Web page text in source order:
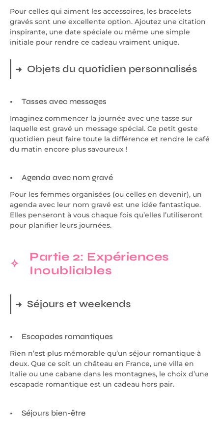
Pour celles qui aiment les accessoires, les bracelets
gravés sont une excellente option. Ajoutez une citation
inspirante, une date spéciale ou même une simple
initiale pour rendre ce cadeau vraiment unique.
Objets du quotidien personnalisés
Tasses avec messages
Imaginez commencer la journée avec une tasse sur
laquelle est gravé un message spécial. Ce petit geste
quotidien peut faire toute la différence et rendre le café
du matin encore plus savoureux !
Agenda avec nom gravé
Pour les femmes organisées (ou celles en devenir), un
agenda avec leur nom gravé est une idée fantastique.
Elles penseront à vous chaque fois qu’elles l’utiliseront
pour planifier leurs journées.
Partie 2: Expériences
Inoubliables
Séjours et weekends
Escapades romantiques
Rien n’est plus mémorable qu’un séjour romantique à
deux. Que ce soit un château en France, une villa en
Italie ou une cabane dans les montagnes, le choix d’une
escapade romantique est un cadeau hors pair.
Séjours bien-être